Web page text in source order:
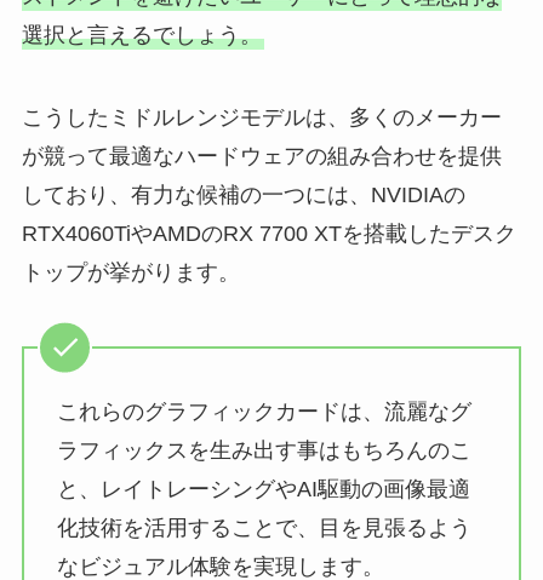
選択と言えるでしょう。
こうしたミドルレンジモデルは、多くのメーカー
が競って最適なハードウェアの組み合わせを提供
しており、有力な候補の一つには、NVIDIAの
RTX4060TiやAMDのRX 7700 XTを搭載したデスク
トップが挙がります。
これらのグラフィックカードは、流麗なグ
ラフィックスを生み出す事はもちろんのこ
と、レイトレーシングやAI駆動の画像最適
化技術を活用することで、目を見張るよう
なビジュアル体験を実現します。